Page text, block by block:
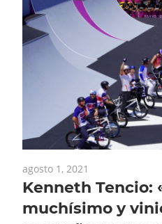
agosto 1, 2021
Kenneth Tencio:
muchísimo y